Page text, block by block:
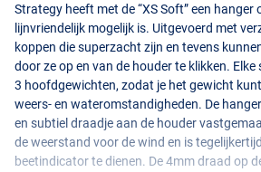
Strategy heeft met de “XS Soft” een hanger
lijnvriendelijk mogelijk is. Uitgevoerd met
koppen die superzacht zijn en tevens
door ze op en van de houder te klikken.
3 hoofdgewichten, zodat je het gewicht
weers- en wateromstandigheden. De
en subtiel draadje aan de houder
de weerstand voor de wind en is
beetindicator te dienen. De 4mm draad op